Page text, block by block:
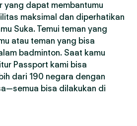
yang dapat membantumu
maksimal dan diperhatikan
Suka. Temui teman yang
atau teman yang bisa
badminton. Saat kamu
Passport kami bisa
dari 190 negara dengan
bisa dilakukan di